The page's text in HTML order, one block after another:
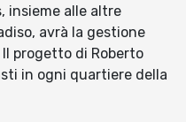
insieme alle altre
avrà la gestione
progetto di Roberto
in ogni quartiere della